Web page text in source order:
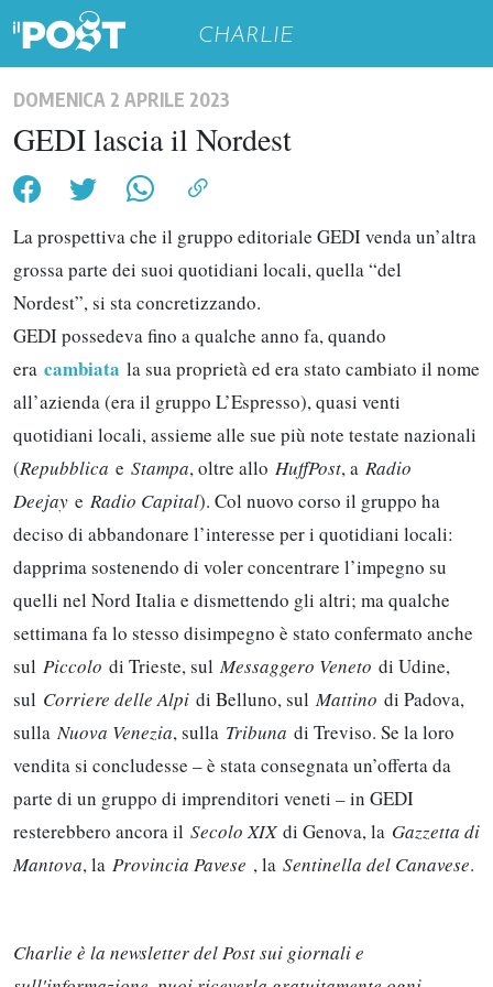
CHARLIE
DOMENICA 2 APRILE 2023
GEDI lascia il Nordest
La prospettiva che il gruppo editoriale GEDI venda un’altra
grossa parte dei suoi quotidiani locali, quella “del
Nordest”, si sta concretizzando.
GEDI possedeva fino a qualche anno fa, quando
era cambiata la sua proprietà ed era stato cambiato il nome
all’azienda (era il gruppo L’Espresso), quasi venti
quotidiani locali, assieme alle sue più note testate nazionali
(Repubblica e Stampa, oltre allo HuffPost, a Radio
Deejay e Radio Capital). Col nuovo corso il gruppo ha
deciso di abbandonare l’interesse per i quotidiani locali:
dapprima sostenendo di voler concentrare l’impegno su
quelli nel Nord Italia e dismettendo gli altri; ma qualche
settimana fa lo stesso disimpegno è stato confermato anche
sul Piccolo di Trieste, sulMessaggero Veneto di Udine,
sul Corriere delle Alpi di Belluno, sulMattino di Padova,
sulla Nuova Venezia, sulla Tribuna di Treviso. Se la loro
vendita si concludesse – è stata consegnata un’offerta da
parte di un gruppo di imprenditori veneti – in GEDI
resterebbero ancora il Secolo XIX di Genova, la Gazzetta di
Mantova, la Provincia Pavese , la Sentinella del Canavese.
Charlie è la newsletter del Post sui giornali e